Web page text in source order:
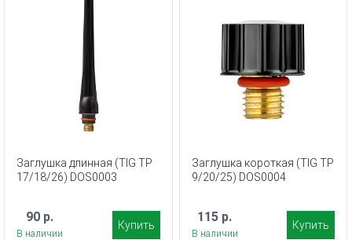
Заглушка длинная (TIG TP
17/18/26) DOS0003
90 р.
В наличии
Купить
Заглушка короткая (TIG TP
9/20/25) DOS0004
115 р.
В наличии
Купить